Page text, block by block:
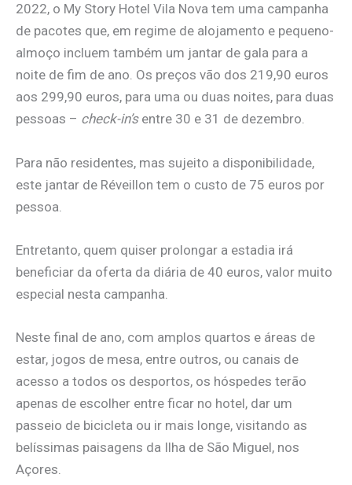
2022, o My Story Hotel Vila Nova tem uma campanha
de pacotes que, em regime de alojamento e pequeno-
almoço incluem também um jantar de gala para a
noite de fim de ano. Os preços vão dos 219,90 euros
aos 299,90 euros, para uma ou duas noites, para duas
pessoas – check-in’sentre 30 e 31 de dezembro.
Para não residentes, mas sujeito a disponibilidade,
este jantar de Réveillon tem o custo de 75 euros por
pessoa.
Entretanto, quem quiser prolongar a estadia irá
beneficiar da oferta da diária de 40 euros, valor muito
especial nesta campanha.
Neste final de ano, com amplos quartos e áreas de
estar, jogos de mesa, entre outros, ou canais de
acesso a todos os desportos, os hóspedes terão
apenas de escolher entre ficar no hotel, dar um
passeio de bicicleta ou ir mais longe, visitando as
belíssimas paisagens da Ilha de São Miguel, nos
Açores.